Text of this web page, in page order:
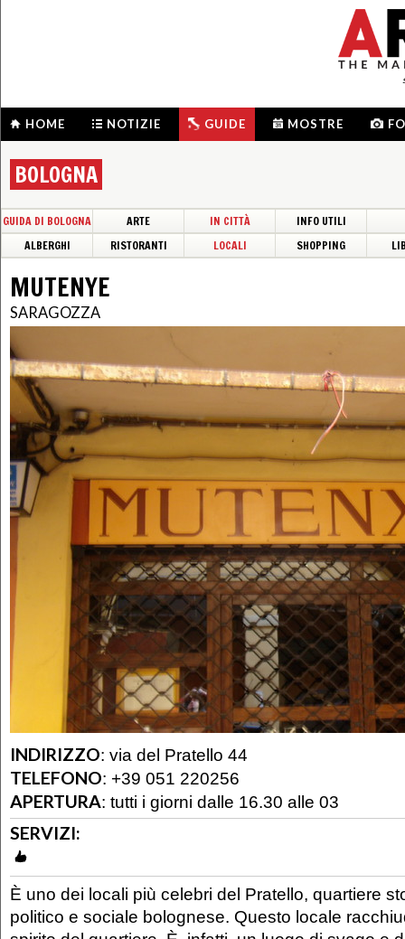
HOME NOTIZIE GUIDE MOSTRE
BOLOGNA
GUIDA DI BOLOGNA ARTE IN CITTÀ
INFO UTILI
ALBERGHI
RISTORANTI LOCALI SHOPPING
MUTENYE
SARAGOZZA
INDIRIZZO: via del Pratello 44
TELEFONO: +39 051 220256
APERTURA: tutti i giorni dalle 16.30 alle 03
SERVIZI:
È uno dei locali più celebri del Pratello, quartiere
politico e sociale bolognese. Questo locale